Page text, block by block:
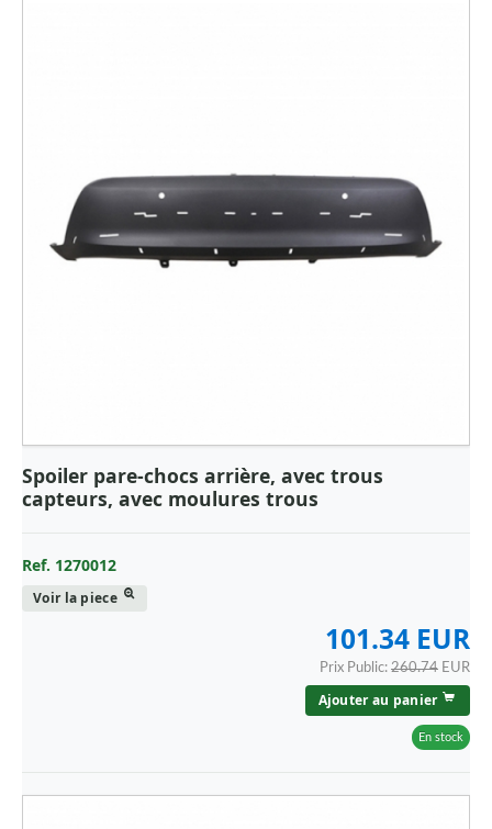
Spoiler pare-chocs arrière, avec trous
capteurs, avec moulures trous
Ref. 1270012
Voir la piece
101.34 EUR
Prix Public: 260.74 EUR
Ajouter au panier
En stock